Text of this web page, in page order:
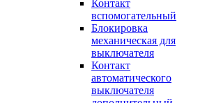
Контакт
вспомогательный
Блокировка
механическая для
выключателя
Контакт
автоматического
выключателя